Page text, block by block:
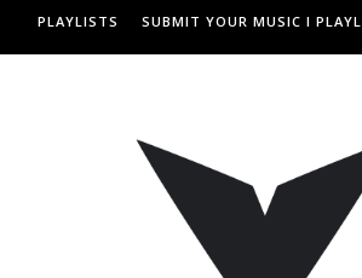
PLAYLISTS SUBMIT YOUR MUSIC I